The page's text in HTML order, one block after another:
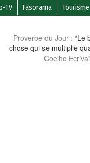
TV Fasorama Tourisme
Proverbe du Jour : “Le
chose qui se multiplie
Coelho